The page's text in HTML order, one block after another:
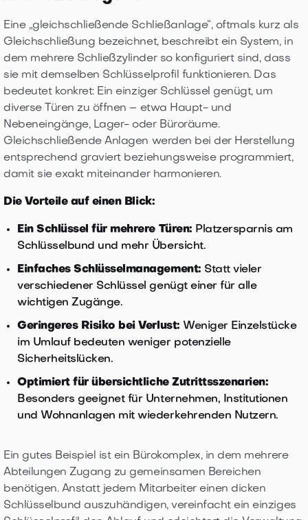
Eine „gleichschließende Schließanlage“, oftmals kurz als
Gleichschließung bezeichnet, beschreibt ein System, in
dem mehrere Schließzylinder so konfiguriert sind, dass
sie mit demselben Schlüsselprofil funktionieren. Das
bedeutet konkret: Ein einziger Schlüssel genügt, um
diverse Türen zu öffnen – etwa Haupt- und
Nebeneingänge, Lager- oder Büroräume.
Gleichschließende Anlagen werden bei der Herstellung
entsprechend graviert beziehungsweise programmiert,
damit sie exakt miteinander harmonieren.
Die Vorteile auf einen Blick:
Ein Schlüssel für mehrere Türen: Platzersparnis am
Schlüsselbund und mehr Übersicht.
Einfaches Schlüsselmanagement: Statt vieler
verschiedener Schlüssel genügt einer für alle
wichtigen Zugänge.
Geringeres Risiko bei Verlust: Weniger Einzelstücke
im Umlauf bedeuten weniger potenzielle
Sicherheitslücken.
Optimiert für übersichtliche Zutrittsszenarien:
Besonders geeignet für Unternehmen, Institutionen
und Wohnanlagen mit wiederkehrenden Nutzern.
Ein gutes Beispiel ist ein Bürokomplex, in dem mehrere
Abteilungen Zugang zu gemeinsamen Bereichen
benötigen. Anstatt jedem Mitarbeiter einen dicken
Schlüsselbund auszuhändigen, vereinfacht ein einziges